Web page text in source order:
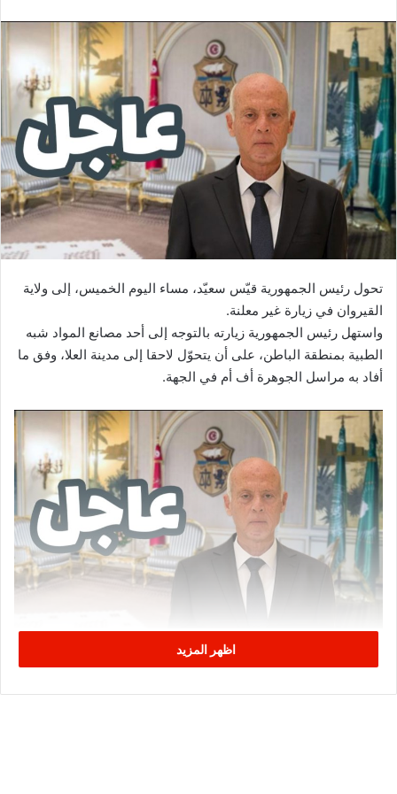
تحول رئيس الجمهورية قيّس سعيّد، مساء اليوم الخميس، إلى ولاية
القيروان في زيارة غير معلنة.
واستهل رئيس الجمهورية زيارته بالتوجه إلى أحد مصانع المواد شبه
الطبية بمنطقة الباطن، على أن يتحوّل لاحقا إلى مدينة العلا، وفق ما
أفاد به مراسل الجوهرة أف أم في الجهة.
اظهر المزيد